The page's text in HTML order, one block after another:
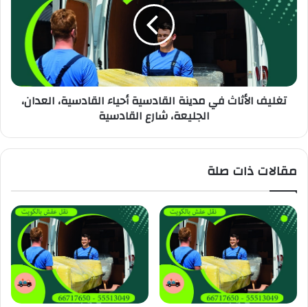
تغليف الأثاث في مدينة القادسية أحياء القادسية، العدان،
الجليعة، شارع القادسية
مقالات ذات صلة